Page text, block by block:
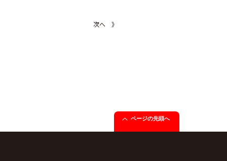
次へ 》
ページの先頭へ